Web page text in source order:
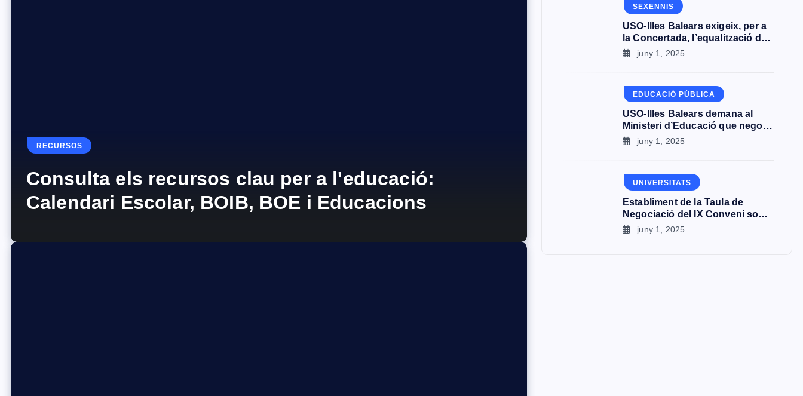
RECURSOS
Consulta els recursos clau per a l'educació:
Calendari Escolar, BOIB, BOE i Educacions
SEXENNIS
USO-Illes Balears exigeix, per a
la Concertada, l’equalització del
període de sis anys i la millora
Professional
juny 1, 2025
EDUCACIÓ PÚBLICA
USO-Illes Balears demana al
Ministeri d’Educació que negociï
un nou conveni amb la
juny 1, 2025
UNIVERSITATS
Establiment de la Taula de
Negociació del IX Conveni sobre
Universitats Privades, Centres
juny 1, 2025